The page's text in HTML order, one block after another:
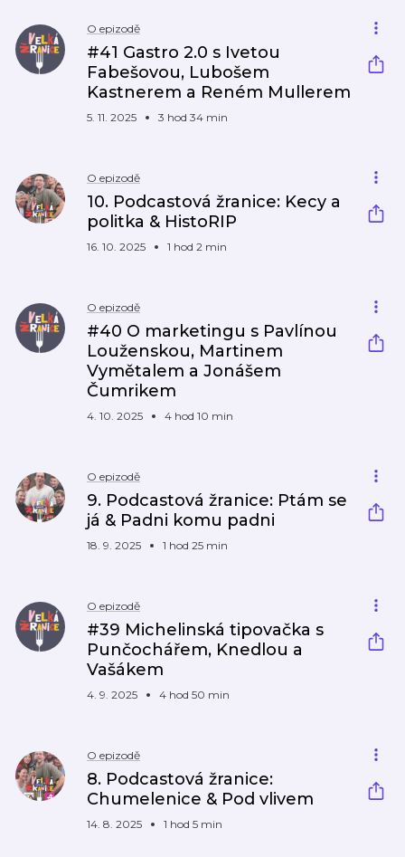
O epizodě
#41 Gastro 2.0 s Ivetou
Fabešovou, Lubošem
Kastnerem a Reném Mullerem
5. 11. 2025 3 hod 34 min
O epizodě
10. Podcastová žranice: Kecy a
politka & HistoRIP
16. 10. 2025 1 hod 2 min
O epizodě
#40 O marketingu s Pavlínou
Louženskou, Martinem
Vymětalem a Jonášem
Čumrikem
4. 10. 2025 4 hod 10 min
O epizodě
9. Podcastová žranice: Ptám se
já & Padni komu padni
18. 9. 2025 1 hod 25 min
O epizodě
#39 Michelinská tipovačka s
Punčochářem, Knedlou a
Vašákem
4. 9. 2025 4 hod 50 min
O epizodě
8. Podcastová žranice:
Chumelenice & Pod vlivem
14. 8. 2025 1 hod 5 min